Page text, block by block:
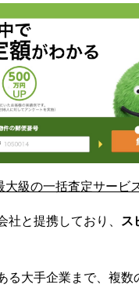
大級の一括査定サービ
と提携しており、
ス
る大手企業まで、複数